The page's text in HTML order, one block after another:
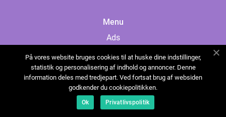
Menu
Ads
Cookies
Contact
Sitemap
På vores website bruges cookies til at huske dine indstillinger,
statistik og personalisering af indhold og annoncer. Denne
information deles med tredjepart. Ved fortsat brug af websiden
godkender du cookiepolitikken.
Ok Privatlivspolitik